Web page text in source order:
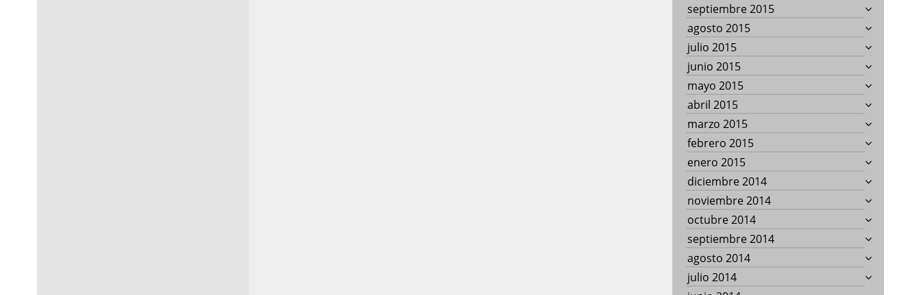
septiembre 2015
agosto 2015
julio 2015
junio 2015
mayo 2015
abril 2015
marzo 2015
febrero 2015
enero 2015
diciembre 2014
noviembre 2014
octubre 2014
septiembre 2014
agosto 2014
julio 2014